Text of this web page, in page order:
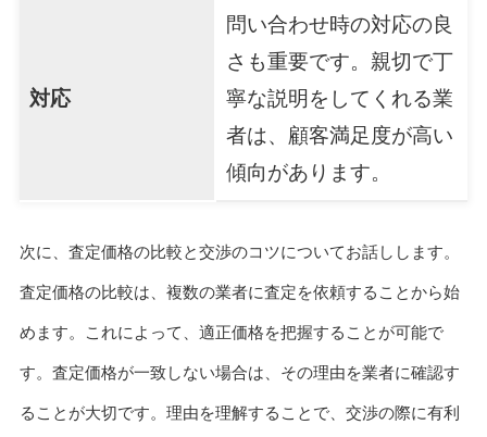
対応
問い合わせ時の対応の良
さも重要です。親切で丁
寧な説明をしてくれる業
者は、顧客満足度が高い
傾向があります。
次に、査定価格の比較と交渉のコツについてお話しします。
査定価格の比較は、複数の業者に査定を依頼することから始
めます。これによって、適正価格を把握することが可能で
す。査定価格が一致しない場合は、その理由を業者に確認す
ることが大切です。理由を理解することで、交渉の際に有利